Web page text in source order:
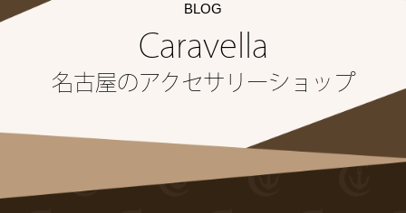
BLOG
Caravella
名古屋のアクセサリーショップ